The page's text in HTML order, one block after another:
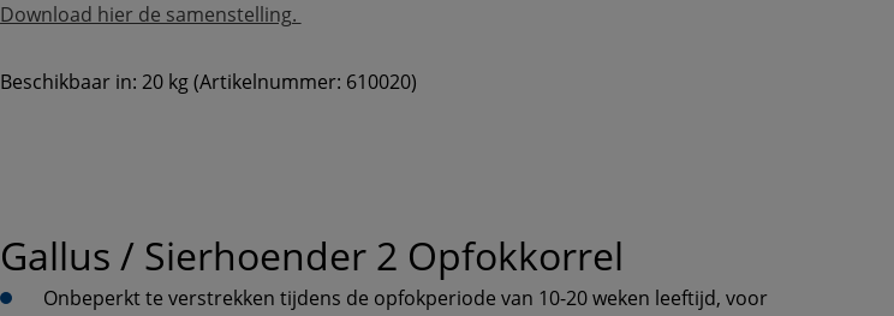
Download hier de samenstelling.
Beschikbaar in: 20 kg (Artikelnummer: 610020)
Gallus / Sierhoender 2 Opfokkorrel
Onbeperkt te verstrekken tijdens de opfokperiode van 10-20 weken leeftijd, voor